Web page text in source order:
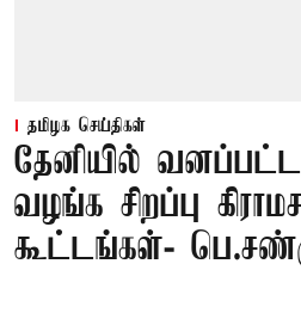
தமிழக செய்திகள்
தேனியில்
வழங்க சிறப்பு
கூட்டங்கள்-